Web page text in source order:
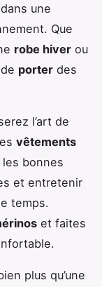
une
Que
robe hiver ou
porter des
l’art de
vêtements
les bonnes
et entretenir
temps.
et faites
plus qu’une